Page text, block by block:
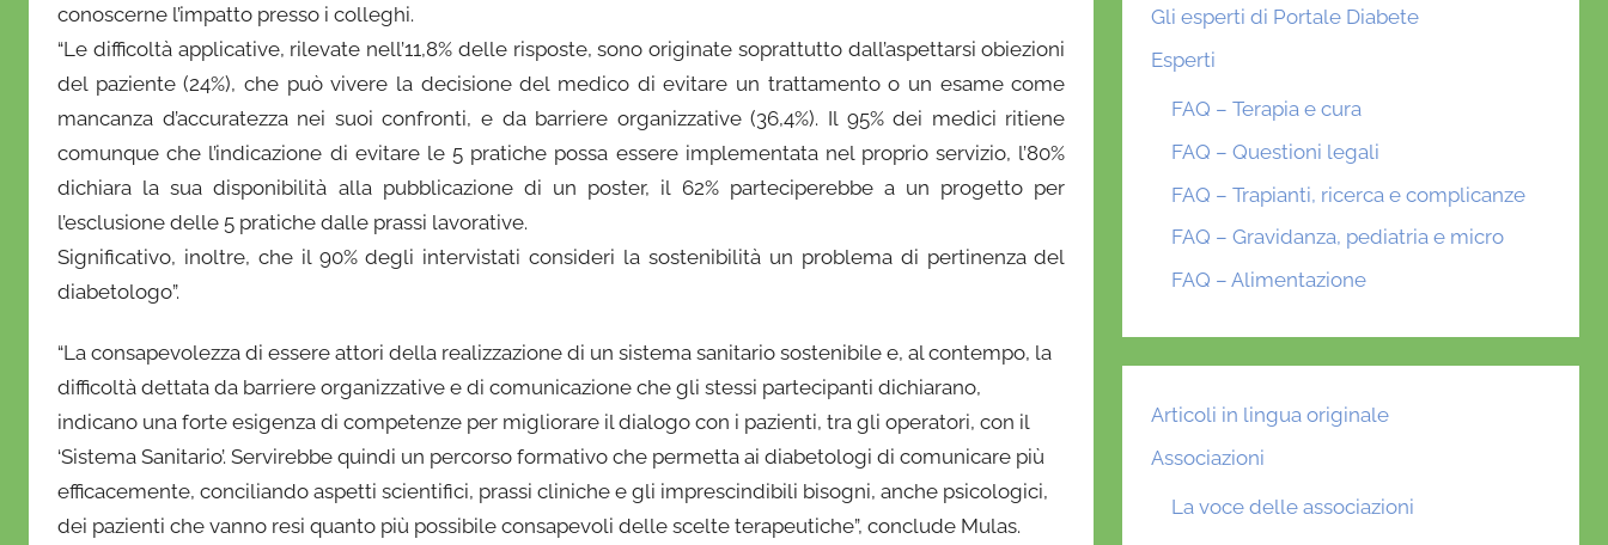
conoscerne l’impatto presso i colleghi.
“Le difficoltà applicative, rilevate nell’11,8% delle risposte, sono originate soprattutto dall’aspettarsi obiezioni
del paziente (24%), che può vivere la decisione del medico di evitare un trattamento o un esame come
mancanza d’accuratezza nei suoi confronti, e da barriere organizzative (36,4%). Il 95% dei medici ritiene
comunque che l’indicazione di evitare le 5 pratiche possa essere implementata nel proprio servizio, l’80%
dichiara la sua disponibilità alla pubblicazione di un poster, il 62% parteciperebbe a un progetto per
l’esclusione delle 5 pratiche dalle prassi lavorative.
Significativo, inoltre, che il 90% degli intervistati consideri la sostenibilità un problema di pertinenza del
diabetologo”.
“La consapevolezza di essere attori della realizzazione di un sistema sanitario sostenibile e, al contempo, la
difficoltà dettata da barriere organizzative e di comunicazione che gli stessi partecipanti dichiarano,
indicano una forte esigenza di competenze per migliorare il dialogo con i pazienti, tra gli operatori, con il
‘Sistema Sanitario’. Servirebbe quindi un percorso formativo che permetta ai diabetologi di comunicare più
efficacemente, conciliando aspetti scientifici, prassi cliniche e gli imprescindibili bisogni, anche psicologici,
dei pazienti che vanno resi quanto più possibile consapevoli delle scelte terapeutiche”, conclude Mulas.
Gli esperti di Portale Diabete
Esperti
FAQ – Terapia e cura
FAQ – Questioni legali
FAQ – Trapianti, ricerca e complicanze
FAQ – Gravidanza, pediatria e micro
FAQ – Alimentazione
Articoli in lingua originale
Associazioni
La voce delle associazioni